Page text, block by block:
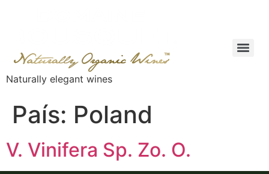
Naturally elegant wines
País: Poland
V. Vinifera Sp. Zo. O.